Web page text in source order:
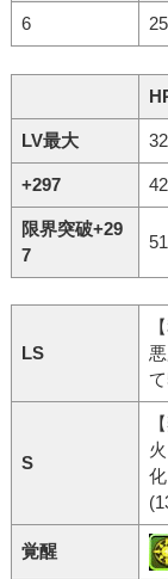
6 25
LV最大
+297
限界突破+29
7
LS
S
覚醒